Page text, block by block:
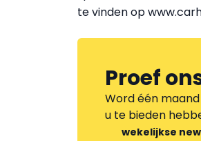
te vinden op
Proef
Word één
u te bieden
wekelijkse